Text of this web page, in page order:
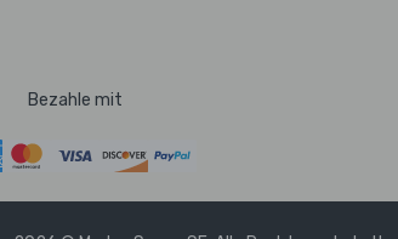
Bezahle mit